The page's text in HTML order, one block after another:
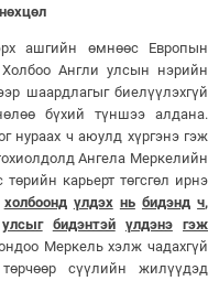
нөхцөл
ашгийн өмнөөс Европын
Англи улсын нэрийн
шаардлагыг биелүүлэхгүй
бүхий түншээ алдана.
нураах ч аюулд хүргэнэ гэж
Ангела Меркелийн
карьерт төгсгөл ирнэ
холбоонд үлдэх нь бидэнд ч,
улсыг бидэнтэй үлдэнэ
гэж
Меркель хэлж чадахгүй
сүүлийн жилүүдэд